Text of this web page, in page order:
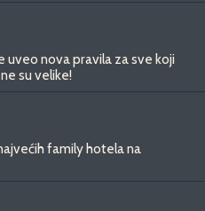
uveo nova pravila za sve koji
su velike!
family hotela na